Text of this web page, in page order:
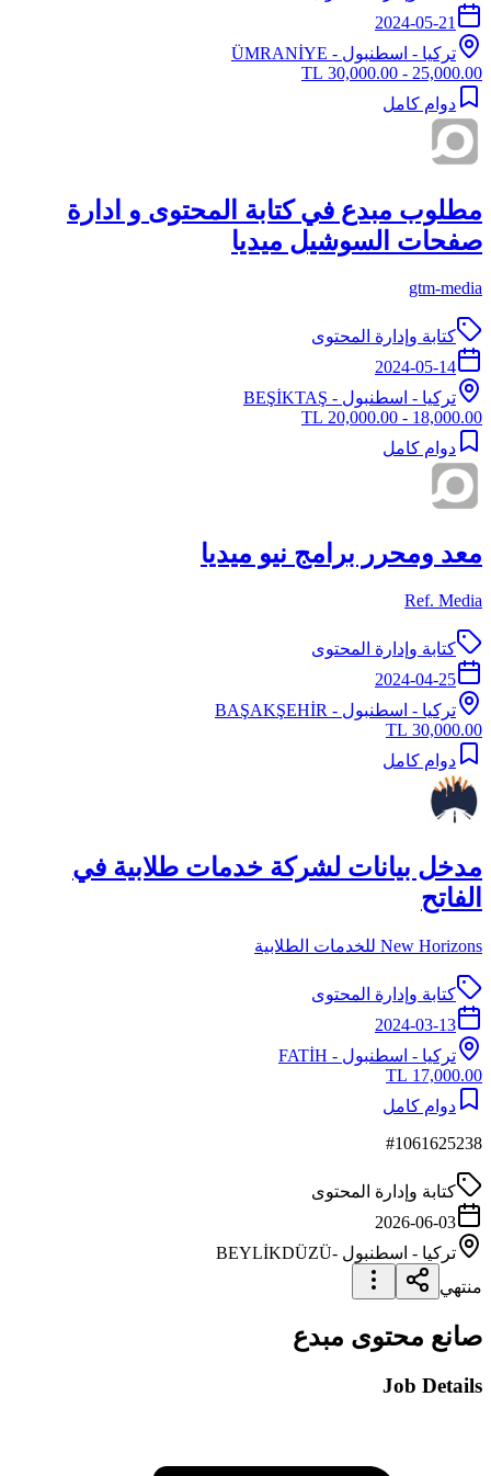
2024-05-21
تركيا - اسطنبول - ÜMRANİYE
25,000.00 - 30,000.00 TL
دوام كامل
مطلوب مبدع في كتابة المحتوى و ادارة
صفحات السوشيل ميديا
gtm-media
كتابة وإدارة المحتوى
2024-05-14
تركيا - اسطنبول - BEŞİKTAŞ
18,000.00 - 20,000.00 TL
دوام كامل
معد ومحرر برامج نيو ميديا
Ref. Media
كتابة وإدارة المحتوى
2024-04-25
تركيا - اسطنبول - BAŞAKŞEHİR
30,000.00 TL
دوام كامل
مدخل بيانات لشركة خدمات طلابية في
الفاتح
New Horizons للخدمات الطلابية
كتابة وإدارة المحتوى
2024-03-13
تركيا - اسطنبول - FATİH
17,000.00 TL
دوام كامل
#1061625238
كتابة وإدارة المحتوى
2026-06-03
تركيا - اسطنبول -BEYLİKDÜZÜ
منتهي
صانع محتوى مبدع
Job Details